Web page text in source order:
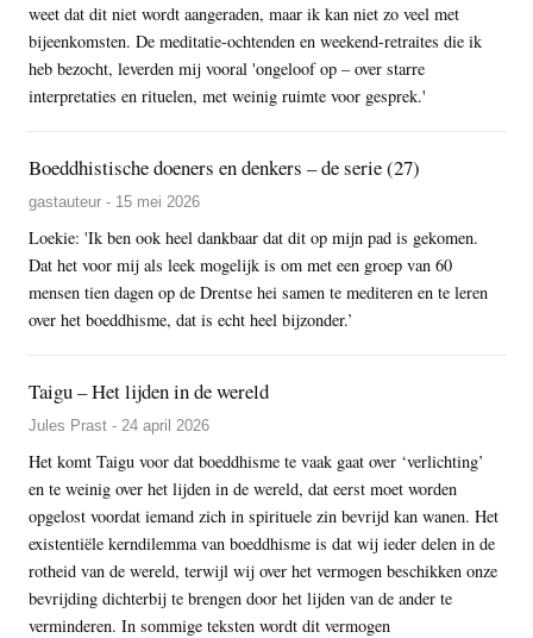
weet dat dit niet wordt aangeraden, maar ik kan niet zo veel met
bijeenkomsten. De meditatie-ochtenden en weekend-retraites die ik
heb bezocht, leverden mij vooral 'ongeloof op – over starre
interpretaties en rituelen, met weinig ruimte voor gesprek.'
Boeddhistische doeners en denkers – de serie (27)
gastauteur - 15 mei 2026
Loekie: 'Ik ben ook heel dankbaar dat dit op mijn pad is gekomen.
Dat het voor mij als leek mogelijk is om met een groep van 60
mensen tien dagen op de Drentse hei samen te mediteren en te leren
over het boeddhisme, dat is echt heel bijzonder.’
Taigu – Het lijden in de wereld
Jules Prast - 24 april 2026
Het komt Taigu voor dat boeddhisme te vaak gaat over ‘verlichting’
en te weinig over het lijden in de wereld, dat eerst moet worden
opgelost voordat iemand zich in spirituele zin bevrijd kan wanen. Het
existentiële kerndilemma van boeddhisme is dat wij ieder delen in de
rotheid van de wereld, terwijl wij over het vermogen beschikken onze
bevrijding dichterbij te brengen door het lijden van de ander te
verminderen. In sommige teksten wordt dit vermogen